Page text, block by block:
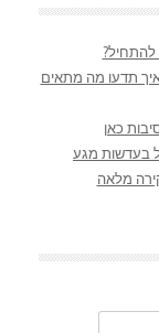
להתחיל?
תדעו מה מתאים
כאן
בעדשות מגע
מלאה